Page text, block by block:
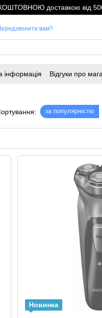
доставкою від 500
вам?
інформація Відгуки про
за популярністю
Новинка